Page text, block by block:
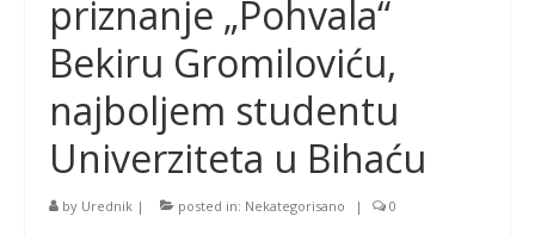
priznanje „Pohvala“
Bekiru Gromiloviću,
najboljem studentu
Univerziteta u Bihaću
by Urednik | posted in: Nekategorisano | 0